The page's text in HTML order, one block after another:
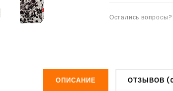
Остались
ОПИСАНИЕ ОТЗЫВОВ